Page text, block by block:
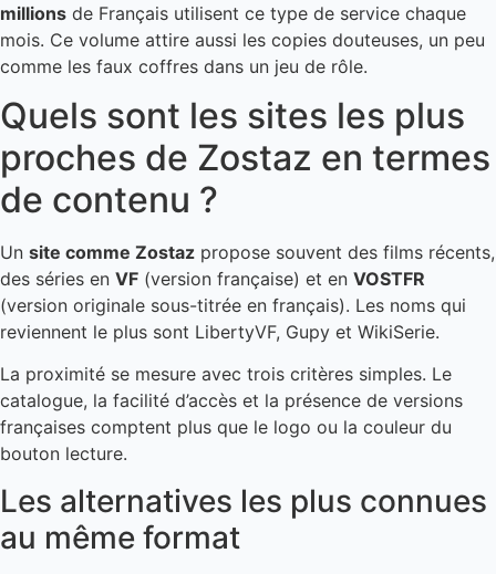
millions de Français utilisent ce type de service chaque
mois. Ce volume attire aussi les copies douteuses, un peu
comme les faux coffres dans un jeu de rôle.
Quels sont les sites les plus
proches de Zostaz en termes
de contenu ?
Un site comme Zostaz propose souvent des films récents,
des séries en VF (version française) et en VOSTFR
(version originale sous-titrée en français). Les noms qui
reviennent le plus sont LibertyVF, Gupy et WikiSerie.
La proximité se mesure avec trois critères simples. Le
catalogue, la facilité d’accès et la présence de versions
françaises comptent plus que le logo ou la couleur du
bouton lecture.
Les alternatives les plus connues
au même format